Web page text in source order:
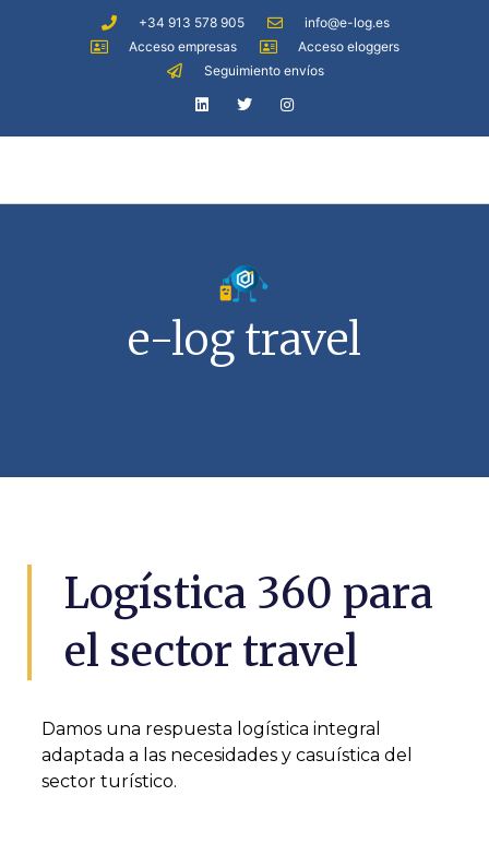
+34 913 578 905
info@e-log.es
Acceso empresas
Acceso eloggers
Seguimiento envíos
e-log travel
Logística 360 para
el sector travel
Damos una respuesta logística integral
adaptada a las necesidades y casuística del
sector turístico.